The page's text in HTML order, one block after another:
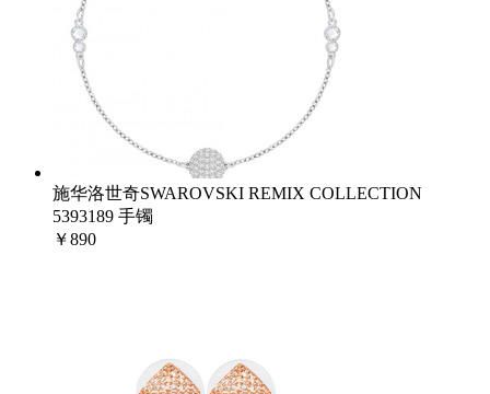
施华洛世奇SWAROVSKI REMIX COLLECTION
5393189 手镯
￥890